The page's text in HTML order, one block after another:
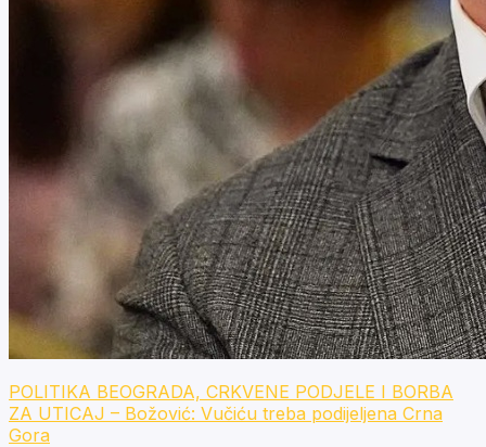
POLITIKA BEOGRADA, CRKVENE PODJELE I BORBA
ZA UTICAJ – Božović: Vučiću treba podijeljena Crna
Gora